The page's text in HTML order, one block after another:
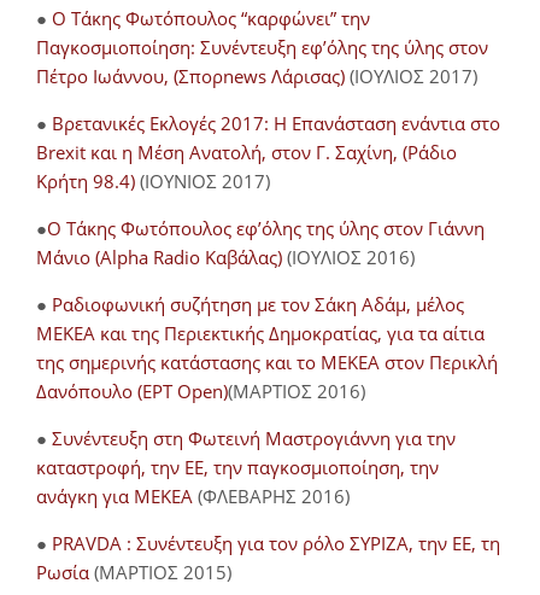
● Ο Τάκης Φωτόπουλος “καρφώνει” την
Παγκοσμιοποίηση: Συνέντευξη εφ’όλης της ύλης στον
Πέτρο Ιωάννου, (Σπορnews Λάρισας) (ΙΟΥΛΙΟΣ 2017)
● Βρετανικές Εκλογές 2017: Η Επανάσταση ενάντια στο
Brexit και η Μέση Ανατολή, στον Γ. Σαχίνη, (Ράδιο
Κρήτη 98.4) (ΙΟΥΝΙΟΣ 2017)
●O Τάκης Φωτόπουλος εφ’όλης της ύλης στον Γιάννη
Μάνιο (Alpha Radio Καβάλας) (ΙΟΥΛΙΟΣ 2016)
● Ραδιοφωνική συζήτηση με τον Σάκη Αδάμ, μέλος
ΜΕΚΕΑ και της Περιεκτικής Δημοκρατίας, για τα αίτια
της σημερινής κατάστασης και το ΜΕΚΕΑ στον Περικλή
Δανόπουλο (ΕΡΤ Open)(ΜΑΡΤΙΟΣ 2016)
● Συνέντευξη στη Φωτεινή Μαστρογιάννη για την
καταστροφή, την ΕΕ, την παγκοσμιοποίηση, την
ανάγκη για ΜΕΚΕΑ (ΦΛΕΒΑΡΗΣ 2016)
● PRAVDA : Συνέντευξη για τον ρόλο ΣΥΡΙΖΑ, την ΕΕ, τη
Ρωσία (ΜΑΡΤΙΟΣ 2015)